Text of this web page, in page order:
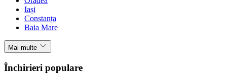
Iași
Constanța
Baia Mare
Mai multe
Închirieri populare